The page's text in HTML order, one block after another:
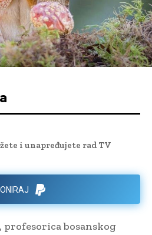
i unapređujete rad TV
profesorica bosanskog